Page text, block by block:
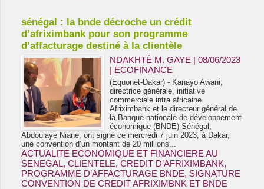
sénégal : la bnde décroche un crédit
d’afriximbank pour son programme
d’affacturage destiné à la clientèle
NDAKHTÉ M. GAYE | 08/06/2023
| ECOFINANCE
(Equonet-Dakar) - Kanayo Awani,
directrice générale, initiative
commerciale intra africaine
Afriximbank et le directeur général de
la Banque nationale de développement
économique (BNDE) Sénégal,
Abdoulaye Niane, ont signé ce mercredi 7 juin 2023, à Dakar,
une convention d’un montant de 20 millions...
ACTUALITE ECONOMIQUE ET FINANCIERE AU
SENEGAL, CLIENTELE, CREDIT D’AFRIXIMBANK,
PROGRAMME D’AFFACTURAGE BNDE, SIGNATURE
CONVENTION DE CREDIT AFRIXIMBNK ET BNDE